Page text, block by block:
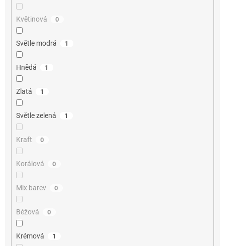
Květinová 0
Světle modrá 1
Hnědá 1
Zlatá 1
Světle zelená 1
Kraft 0
Korálová 0
Mix barev 0
Béžová 0
Krémová 1